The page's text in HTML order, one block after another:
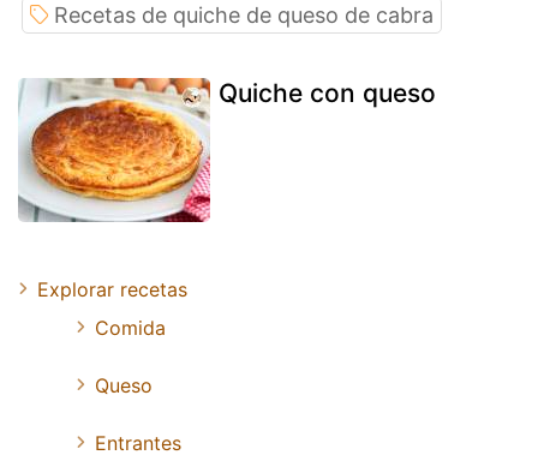
Recetas de quiche de queso de cabra
Quiche con queso
Explorar recetas
Comida
Queso
Entrantes